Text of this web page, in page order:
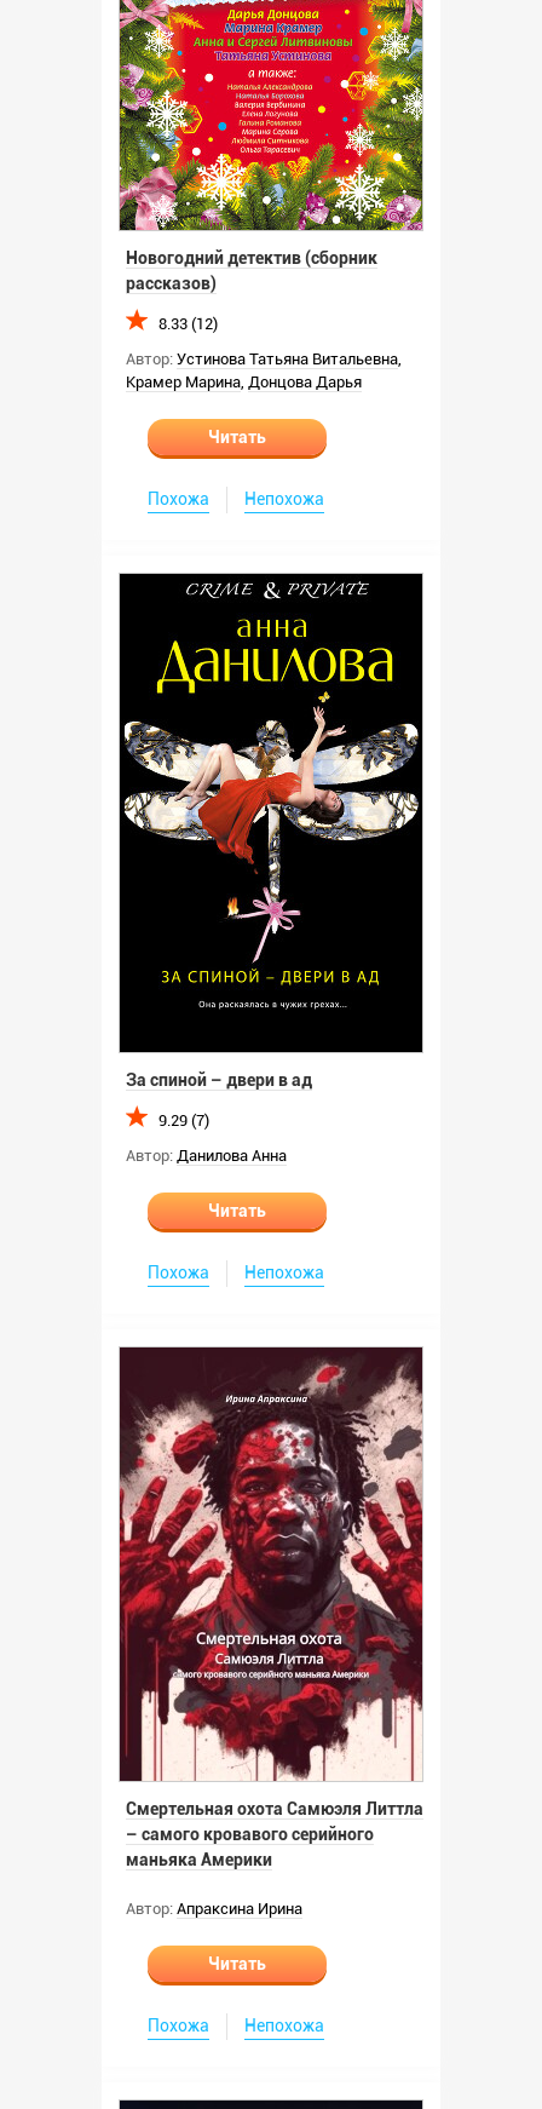
Новогодний детектив (сборник
рассказов)
8.33 (12)
Автор: Устинова Татьяна Витальевна,
Крамер Марина, Донцова Дарья
Читать
Похожа Непохожа
За спиной – двери в ад
9.29 (7)
Автор: Данилова Анна
Читать
Похожа Непохожа
Смертельная охота Самюэля Литтла
– самого кровавого серийного
маньяка Америки
Автор: Апраксина Ирина
Читать
Похожа Непохожа